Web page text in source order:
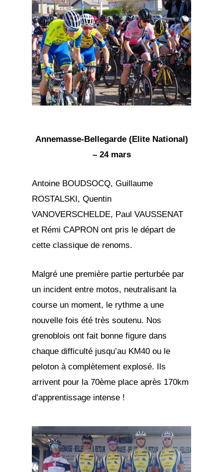
Annemasse-Bellegarde (Elite National)
– 24 mars
Antoine BOUDSOCQ, Guillaume
ROSTALSKI, Quentin
VANOVERSCHELDE, Paul VAUSSENAT
et Rémi CAPRON ont pris le départ de
cette classique de renoms.
Malgré une première partie perturbée par
un incident entre motos, neutralisant la
course un moment, le rythme a une
nouvelle fois été très soutenu. Nos
grenoblois ont fait bonne figure dans
chaque difficulté jusqu’au KM40 ou le
peloton à complètement explosé. Ils
arrivent pour la 70ème place après 170km
d’apprentissage intense !